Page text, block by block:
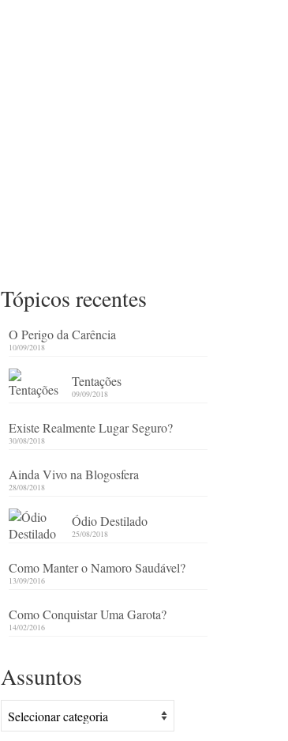
Tópicos recentes
O Perigo da Carência
10/09/2018
Tentações
09/09/2018
Existe Realmente Lugar Seguro?
30/08/2018
Ainda Vivo na Blogosfera
28/08/2018
Ódio Destilado
25/08/2018
Como Manter o Namoro Saudável?
13/09/2016
Como Conquistar Uma Garota?
14/02/2016
Assuntos
Assuntos